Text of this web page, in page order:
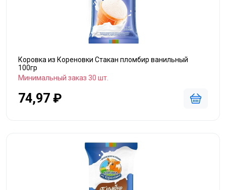
Коровка из Кореновки Стакан пломбир ванильный
100гр
Минимальный заказ 30 шт.
74,97 ₽